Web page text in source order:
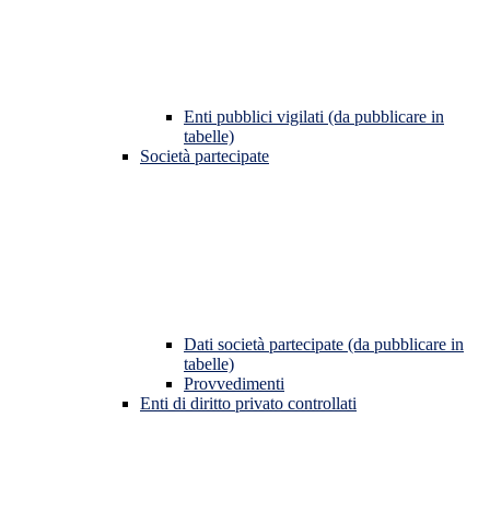
Enti pubblici vigilati (da pubblicare in
tabelle)
Società partecipate
Dati società partecipate (da pubblicare in
tabelle)
Provvedimenti
Enti di diritto privato controllati